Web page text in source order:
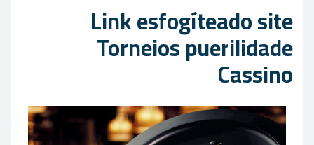
Link esfogíteado site
Torneios puerilidade
Cassino